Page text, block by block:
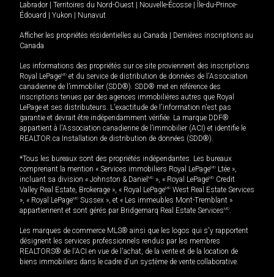
Labrador
Territoires du Nord-Ouest Nouvelle-Écosse
Île-du-Prince-
Édouard
Yukon Nunavut
Afficher les propriétés résidentielles au Canada
Dernières inscriptions au
Canada
Les informations des propriétés sur ce site proviennent des inscriptions
Royal LePageMD et du service de distribution de données de l'Association
canadienne de l’immobilier (SDD®). SDD® met en référence des
inscriptions tenues par des agences immobilières autres que Royal
LePage et ses distributeurs. L'exactitude de l'information n'est pas
garantie et devrait être indépendamment vérifiée. La marque DDF®
appartient à l'Association canadienne de l’immobilier (ACI) et identifie le
REALTOR.ca Installation de distribution de données (SDD®).
*Tous les bureaux sont des propriétés indépendantes. Les bureaux
comprenant la mention « Services immobiliers Royal LePageMD Ltée »,
incluant sa division « Johnston & Daniel MD », « Royal LePageMD Credit
Valley Real Estate, Brokerage », « Royal LePageMD West Real Estate Services
», « Royal LePageMD Sussex », et « Les immeubles Mont-Tremblant »
appartiennent et sont gérés par Bridgemarq Real Estate ServicesMD.
Les marques de commerce MLS® ainsi que les logos qui s'y rapportent
désignent les services professionnels rendus par les membres
REALTORS® de l'ACI en vue de l'achat, de la vente et de la location de
biens immobiliers dans le cadre d'un système de vente collaborative.